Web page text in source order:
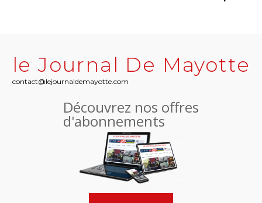
le Journal De Mayotte
contact@lejournaldemayotte.com
Découvrez nos offres
d'abonnements